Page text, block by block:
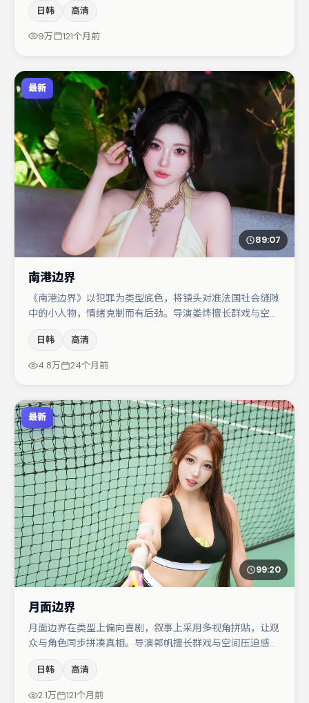
中承担叙事驱动，金高银、谭卓分别提供反差与喜剧/悬疑
调剂（视场次而定）。节奏紧凑、反转有度，值得列入片
日韩 高清
9万 121个月前
最新
89:07
南港边界
《南港边界》以犯罪为类型底色，将镜头对准法国社会缝隙
中的小人物，情绪克制而有后劲。导演娄烨擅长群戏与空间
对手戏构成全片情感锚点，王千源则以细节塑造推动谜题层
层揭开。若你偏爱强类型与清晰主线，这部作品值得关注。
日韩 高清
4.8万 24个月前
最新
99:20
月面边界
月面边界在类型上偏向喜剧，叙事上采用多视角拼贴，让观
众与角色同步拼凑真相。导演郭帆擅长群戏与空间压迫感，
廖凡、张颂文等，角色动机前后呼应，适合喜欢抠台词与伏
笔的观众。节奏紧凑、反转有度，值得列入片单。
日韩 高清
2.1万 121个月前